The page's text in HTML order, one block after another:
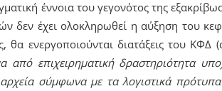
έννοια του γεγονότος της
δεν έχει ολοκληρωθεί η αύξηση του
θα ενεργοποιούνται διατάξεις του
επιχειρηματική δραστηριότητα
αρχεία σύμφωνα με τα λογιστικά